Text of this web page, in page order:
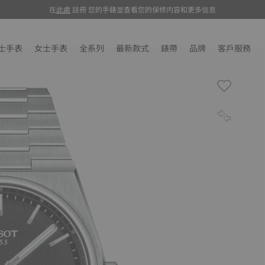
在此處 註冊 您的手錶並查看您的保修内容和更多信息
在此处 注册 您的手表并查看您的保修内容和更多信息
手表 女士手表 全系列 最新款式 錶帶 品牌 客戶服務